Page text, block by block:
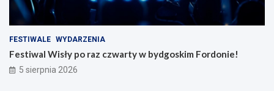
FESTIWALE WYDARZENIA
Festiwal Wisły po raz czwarty w bydgoskim Fordonie!
5 sierpnia 2026